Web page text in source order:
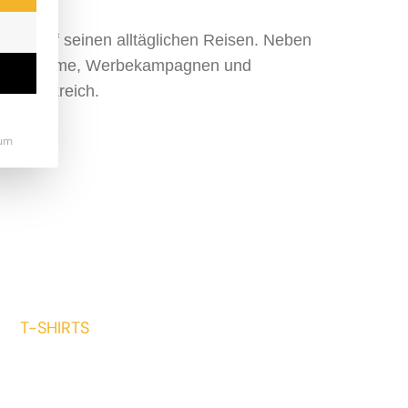
auf seinen alltäglichen Reisen. Neben
Werbekampagnen und
Frankreich.
T-SHIRTS